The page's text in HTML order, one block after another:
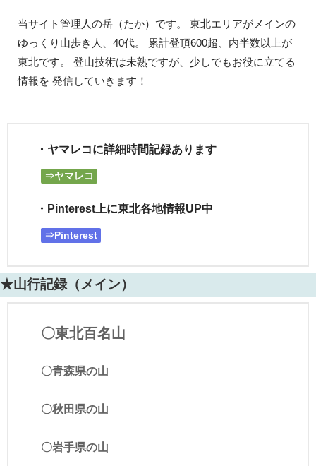
当サイト管理人の岳（たか）です。 東北エリアがメインの
ゆっくり山歩き人、40代。 累計登頂600超、内半数以上が
東北です。 登山技術は未熟ですが、少しでもお役に立てる
情報を 発信していきます！
・ヤマレコに詳細時間記録あります
⇒ヤマレコ
・Pinterest上に東北各地情報UP中
⇒Pinterest
★山行記録（メイン）
〇東北百名山
〇青森県の山
〇秋田県の山
〇岩手県の山